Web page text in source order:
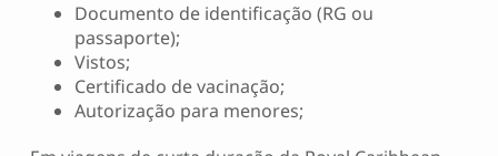
Documento de identificação (RG ou
passaporte);
Vistos;
Certificado de vacinação;
Autorização para menores;